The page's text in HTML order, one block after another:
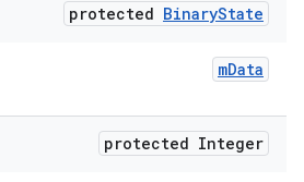
protected BinaryState
mData
protected Integer